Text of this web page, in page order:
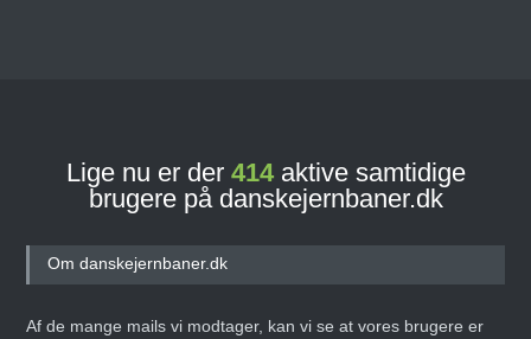
Lige nu er der 414aktive samtidige
brugere på danskejernbaner.dk
Om danskejernbaner.dk
Af de mange mails vi modtager, kan vi se at vores brugere er